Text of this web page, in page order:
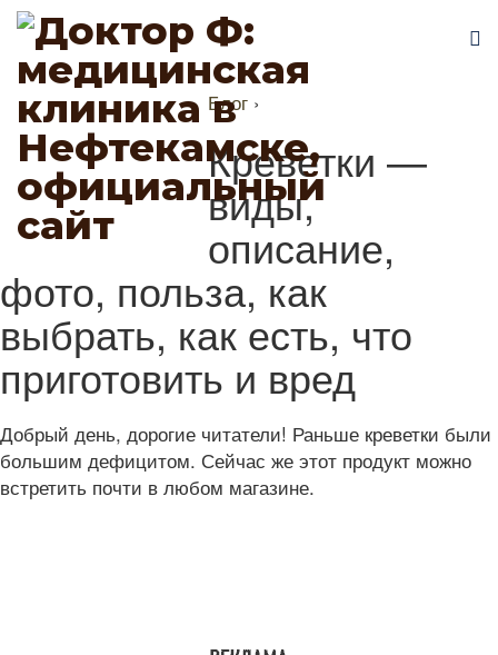
Блог ›
Креветки —
виды,
описание,
фото, польза, как
выбрать, как есть, что
приготовить и вред
Добрый день, дорогие читатели! Раньше креветки были
большим дефицитом. Сейчас же этот продукт можно
встретить почти в любом магазине.